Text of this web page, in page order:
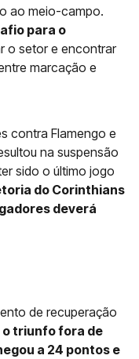
ao meio-campo.
para o
o setor e encontrar
marcação e
contra Flamengo e
na suspensão
sido o último jogo
do Corinthians
deverá
de recuperação
o triunfo fora de
a 24 pontos e